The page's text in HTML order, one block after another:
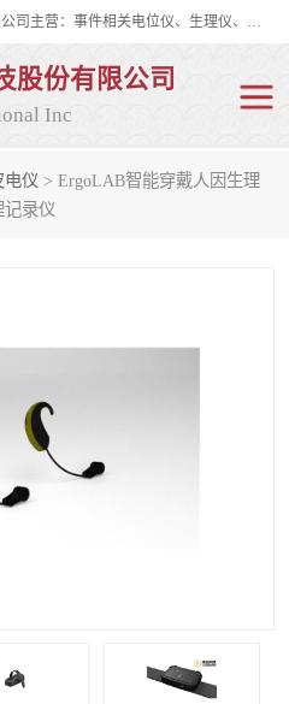
眼动仪多少钱?北京津发科技股份有限公司主营：事件相关电位仪、生理仪、肌电仪、脑电仪、皮电仪、眼动仪；是国家级高新技术企业、科技部认定的科技型中小企业和中关村高新技术企业，具备保密资格，具备自主进出口经营权；自主研发技术、产品与服务荣获多项省部级科学技术奖励、国家发明专利、国家软件著作权和省部级新技术新产品（服务）认证。
股份有限公司
Inc
电仪 > ErgoLAB智能穿戴人因生理
记录仪脑电仪
人机交互实验室